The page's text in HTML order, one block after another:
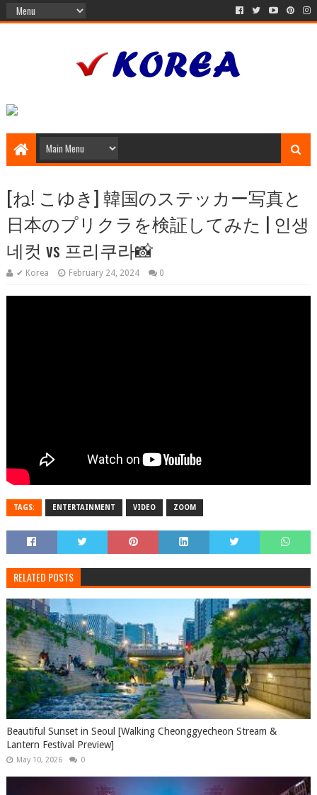
[ね! こゆき] 韓国のステッカー写真と
日本のプリクラを検証してみた | 인생
네컷 vs 프리쿠라📸
✔ Korea February 24, 2024 0
TAGS: ENTERTAINMENT VIDEO ZOOM
RELATED POSTS
Beautiful Sunset in Seoul [Walking Cheonggyecheon Stream &
Lantern Festival Preview]
May 10, 2026 0